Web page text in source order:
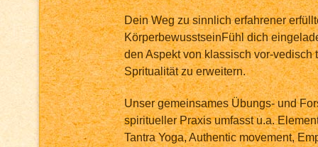
Dein Weg zu sinnlich erfahrener
KörperbewusstseinFühl dich
den Aspekt von klassisch vor-vedisch
Spritualität zu erweitern.
Unser gemeinsames Übungs- und
spiritueller Praxis umfasst u.a.
Tantra Yoga, Authentic movement,